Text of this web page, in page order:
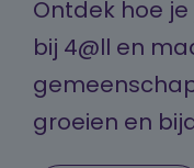
Ontdek hoe
bij 4@ll en
groeien en